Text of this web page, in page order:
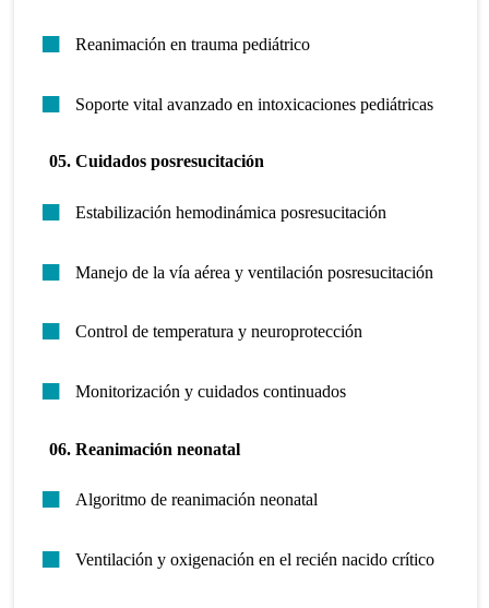
Reanimación en trauma pediátrico
Soporte vital avanzado en intoxicaciones pediátricas
05. Cuidados posresucitación
Estabilización hemodinámica posresucitación
Manejo de la vía aérea y ventilación posresucitación
Control de temperatura y neuroprotección
Monitorización y cuidados continuados
06. Reanimación neonatal
Algoritmo de reanimación neonatal
Ventilación y oxigenación en el recién nacido crítico